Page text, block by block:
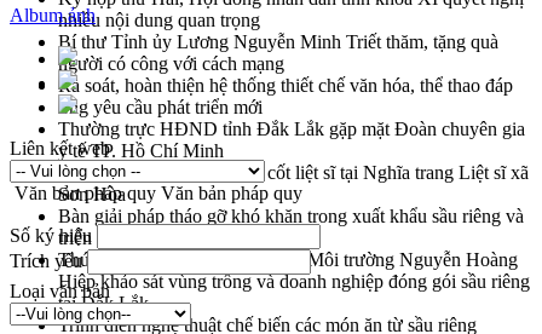
nhiều nội dung quan trọng
Bí thư Tỉnh ủy Lương Nguyễn Minh Triết thăm, tặng quà
người có công với cách mạng
Rà soát, hoàn thiện hệ thống thiết chế văn hóa, thể thao đáp
ứng yêu cầu phát triển mới
Thường trực HĐND tỉnh Đắk Lắk gặp mặt Đoàn chuyên gia
y tế TP. Hồ Chí Minh
Lễ truy điệu và an táng hài cốt liệt sĩ tại Nghĩa trang Liệt sĩ xã
Sơn Hòa
Bàn giải pháp tháo gỡ khó khăn trong xuất khẩu sầu riêng và
triển khai quy định EUDR
Thứ trưởng Bộ Nông nghiệp và Môi trường Nguyễn Hoàng
Hiệp khảo sát vùng trồng và doanh nghiệp đóng gói sầu riêng
tại Đắk Lắk
Trình diễn nghệ thuật chế biến các món ăn từ sầu riêng
Album ảnh
Liên kết web
Văn bản pháp quy Văn bản pháp quy
Số ký hiệu
Trích yếu
Loại văn bản